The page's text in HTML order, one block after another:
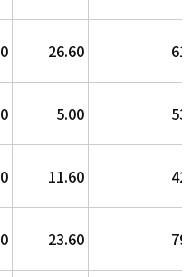
26.60
5.00
11.60
23.60